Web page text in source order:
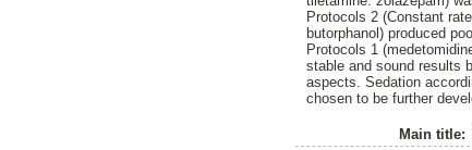
Protocols 2 (Constant
butorphanol) produced
Protocols 1
stable and sound results
aspects. Sedation
chosen to be further
Main title: